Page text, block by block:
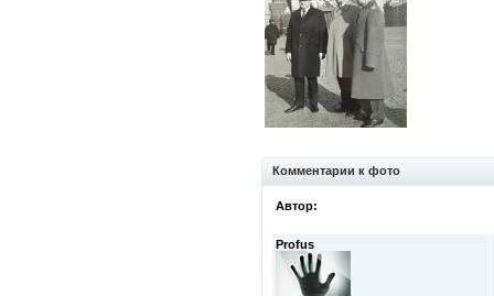
Комментарии к фото
Автор:
Profus